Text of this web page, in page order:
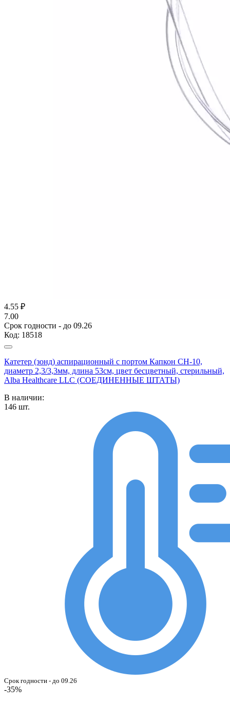
4.55 ₽
7.00
Срок годности - до 09.26
Код: 18518
Катетер (зонд) аспирационный с портом Капкон CH-10,
диаметр 2,3/3,3мм, длина 53см, цвет бесцветный, стерильный,
Alba Healthcare LLC (СОЕДИНЕННЫЕ ШТАТЫ)
В наличии:
146 шт.
Срок годности - до 09.26
-35%